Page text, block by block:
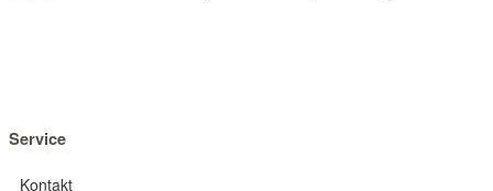
Service
Kontakt